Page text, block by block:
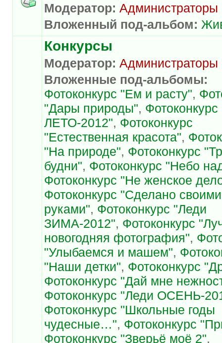
Модератор: Администраторы
Вложенный под-альбом:
Конкурсы
Модератор: Администраторы
Вложенные под-альбомы:
Фотоконкурс "Ем и расту",
"Дары природы",
ЛЕТО-2012", Фотоконкурс
"Естественная красота",
"На природе", Фотоконкурс
будни", Фотоконкурс "Небо
Фотоконкурс "Не женское
Фотоконкурс "Сделано своими
руками", Фотоконкурс "Леди
ЗИМА-2012", Фотоконкурс
новогодняя фотография",
"Улыбаемся и машем",
"Наши детки", Фотоконкурс
Фотоконкурс "Дай мне
Фотоконкурс "Леди ОСЕНЬ-
Фотоконкурс "Школьные годы
чудесные…", Фотоконкурс
Фотоконкурс "Зверьё моё 2",